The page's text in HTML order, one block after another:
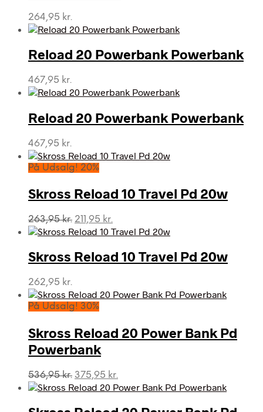
264,95 kr.
Reload 20 Powerbank Powerbank
467,95 kr.
Reload 20 Powerbank Powerbank
467,95 kr.
På Udsalg! 20%
Skross Reload 10 Travel Pd 20w
263,95kr. Den
oprindelige
var:
263,95 kr..
211,95 kr.
aktuelle
er:
211,95 kr..
Skross Reload 10 Travel Pd 20w
262,95 kr.
På Udsalg! 30%
Skross Reload 20 Power Bank Pd
Powerbank
536,95kr. Den
oprindelige
var:
375,95 kr.
aktuelle
er: